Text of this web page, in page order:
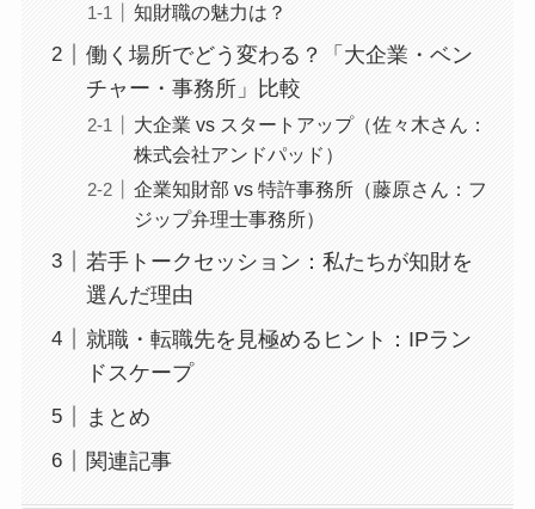
知財職の魅力は？
働く場所でどう変わる？「大企業・ベン
チャー・事務所」比較
大企業 vs スタートアップ（佐々木さん：
株式会社アンドパッド）
企業知財部 vs 特許事務所（藤原さん：フ
ジップ弁理士事務所）
若手トークセッション：私たちが知財を
選んだ理由
就職・転職先を見極めるヒント：IPラン
ドスケープ
まとめ
関連記事